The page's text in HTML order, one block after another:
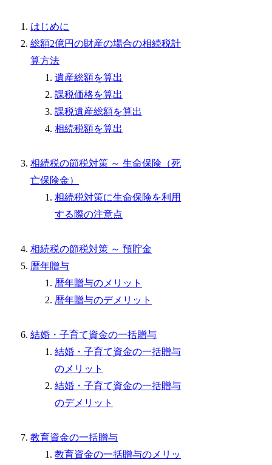
はじめに
総額2億円の財産の場合の相続税計
算方法
遺産総額を算出
課税価格を算出
課税遺産総額を算出
相続税額を算出
相続税の節税対策 ～ 生命保険（死
亡保険金）
相続税対策に生命保険を利用
する際の注意点
相続税の節税対策 ～ 預貯金
暦年贈与
暦年贈与のメリット
暦年贈与のデメリット
結婚・子育て資金の一括贈与
結婚・子育て資金の一括贈与
のメリット
結婚・子育て資金の一括贈与
のデメリット
教育資金の一括贈与
教育資金の一括贈与のメリッ